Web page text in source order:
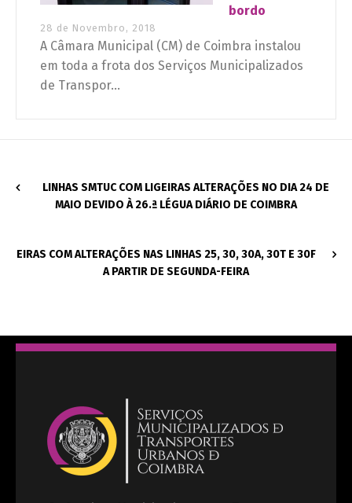
bordo
28 de Novembro, 2018
A Câmara Municipal (CM) de Coimbra instalou
em toda a frota dos Serviços Municipalizados
de Transpor...
LINHAS SMTUC COM LIGEIRAS ALTERAÇÕES NO DIA 24 DE
MAIO DEVIDO À 26.ª LÉGUA DIÁRIO DE COIMBRA
EIRAS COM ALTERAÇÕES NAS LINHAS 25, 30, 30A, 30T E 30F
A PARTIR DE SEGUNDA-FEIRA